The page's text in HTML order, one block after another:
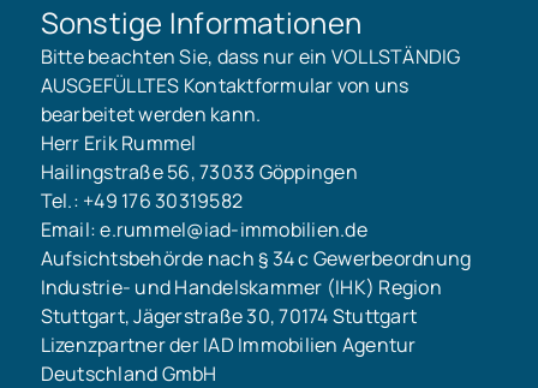
Sonstige Informationen
Bitte beachten Sie, dass nur ein VOLLSTÄNDIG
AUSGEFÜLLTES Kontaktformular von uns
bearbeitet werden kann.
Herr Erik Rummel
Hailingstraße 56, 73033 Göppingen
Tel.: +49 176 30319582
Email: e.rummel@iad-immobilien.de
Aufsichtsbehörde nach § 34 c Gewerbeordnung
Industrie- und Handelskammer (IHK) Region
Stuttgart, Jägerstraße 30, 70174 Stuttgart
Lizenzpartner der IAD Immobilien Agentur
Deutschland GmbH